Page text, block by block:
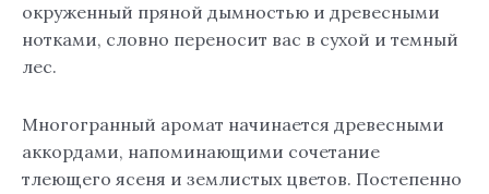
окруженный пряной дымностью и древесными
нотками, словно переносит вас в сухой и темный
лес.
Многогранный аромат начинается древесными
аккордами, напоминающими сочетание
тлеющего ясеня и землистых цветов. Постепенно